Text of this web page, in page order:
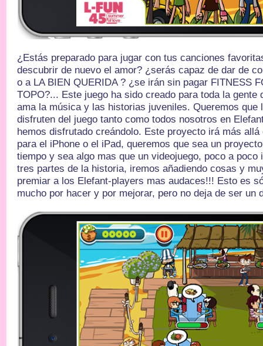
¿Estás preparado para jugar con tus canciones
descubrir de nuevo el amor? ¿serás capaz de dar de
o a LA BIEN QUERIDA ? ¿se irán sin pagar FITNESS
TOPO?... Este juego ha sido creado para toda la gente
ama la música y las historias juveniles. Queremos que
disfruten del juego tanto como todos nosotros en
hemos disfrutado creándolo. Este proyecto irá más
para el iPhone o el iPad, queremos que sea un
tiempo y sea algo mas que un videojuego, poco a
tres partes de la historia, iremos añadiendo cosas y
premiar a los Elefant-players mas audaces!!! Esto es
mucho por hacer y por mejorar, pero no deja de ser un